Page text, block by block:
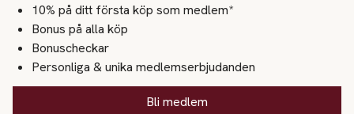
10% på ditt första köp som medlem*
Bonus på alla köp
Bonuscheckar
Personliga & unika medlemserbjudanden
Bli medlem